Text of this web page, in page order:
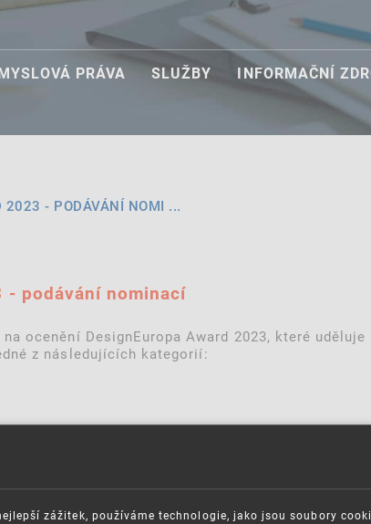
PRÁVA SLUŽBY INFORMAČNÍ
2023 - PODÁVÁNÍ NOMI ...
- podávání nominací
ocenění DesignEuropa Award 2023, které
z následujících kategorií:
zážitek, používáme technologie, jako jsou soubory